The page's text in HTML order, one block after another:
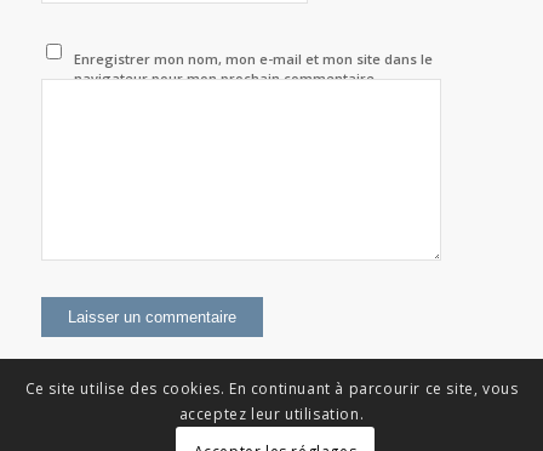
Enregistrer mon nom, mon e-mail et mon site dans le
navigateur pour mon prochain commentaire.
Ce site utilise des cookies. En continuant à parcourir ce site, vous
acceptez leur utilisation.